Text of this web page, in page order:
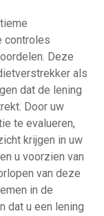
controles
Deze
als
dat de lening
Door uw
te evalueren,
krijgen in uw
u voorzien van
van deze
in de
dat u een lening